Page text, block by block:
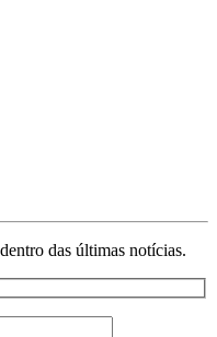
das últimas notícias.